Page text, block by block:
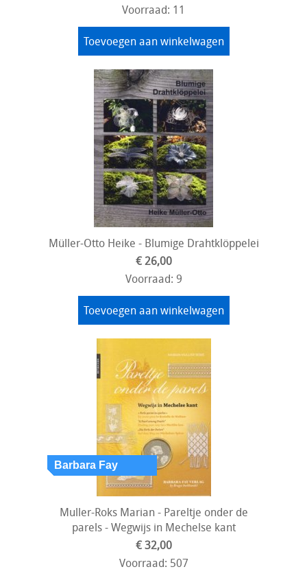
Voorraad: 11
Toevoegen aan winkelwagen
Müller-Otto Heike - Blumige Drahtklöppelei
€ 26,00
Voorraad: 9
Toevoegen aan winkelwagen
Muller-Roks Marian - Pareltje onder de
parels - Wegwijs in Mechelse kant
€ 32,00
Voorraad: 507